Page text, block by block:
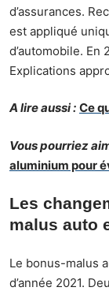
d’assurances.
est appliqué
d’automobile. En
Explications
A lire aussi : Ce
Vous pourriez
aluminium pour
Les
malus auto
Le bonus-malus
d’année 2021.